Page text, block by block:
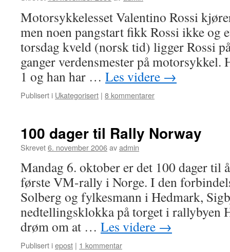
Motorsykkelesset Valentino Rossi
men noen pangstart fikk Rossi ikke og
torsdag kveld (norsk tid) ligger Rossi
ganger verdensmester på
1 og han har … Les videre →
Publisert i Ukategorisert | 8 kommentarer
100 dager til Rally Norway
Skrevet6. november 2006avadmin
Mandag 6. oktober er det 100 dager til
første VM-rally i Norge. I den
Solberg og fylkesmann i Hedmark,
nedtellingsklokka på torget i rallybyen
drøm om at … Les videre →
Publisert iepost | 1 kommentar